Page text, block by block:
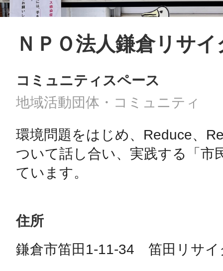
ＮＰＯ法人鎌倉リサ
コミュニティスペース
地域活動団体・コミュニティ
環境問題をはじめ、Reduce、
ついて話し合い、実践する「市
ています。
住所
鎌倉市笛田1-11-34　笛田リサ